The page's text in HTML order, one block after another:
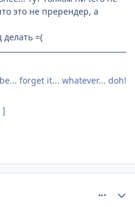
это не пререндер, а
=(
forget it... whatever... doh!
]